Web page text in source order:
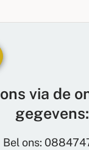
via de
gegevens:
Bel ons: